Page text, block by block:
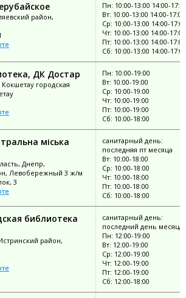
район,
Пн: 10:00-13:00 14:00-
Вт: 10:00-13:00 14:00-17:00
Ср: 10:00-13:00 14:00-17:00
Чт: 10:00-13:00 14:00-17:00
Пт: 10:00-13:00 14:00-17:00
Сб: 10:00-13:00 14:00-17:00
ДК Достар
городская
Пн: 10:00-19:00
Вт: 10:00-19:00
Ср: 10:00-19:00
Чт: 10:00-19:00
Пт: 10:00-19:00
Сб: 10:00-18:00
міська
Днепр,
Левобережный 3 ж/м
3
санитарный день:
последняя пт месяца
Вт: 10:00-18:00
Ср: 10:00-18:00
Чт: 10:00-18:00
Пт: 10:00-18:00
Сб: 10:00-18:00
библиотека
район,
санитарный день:
последний день месяца
Пн: 12:00-19:00
Вт: 12:00-19:00
Ср: 12:00-19:00
Чт: 12:00-19:00
Пт: 12:00-19:00
Сб: 12:00-18:00